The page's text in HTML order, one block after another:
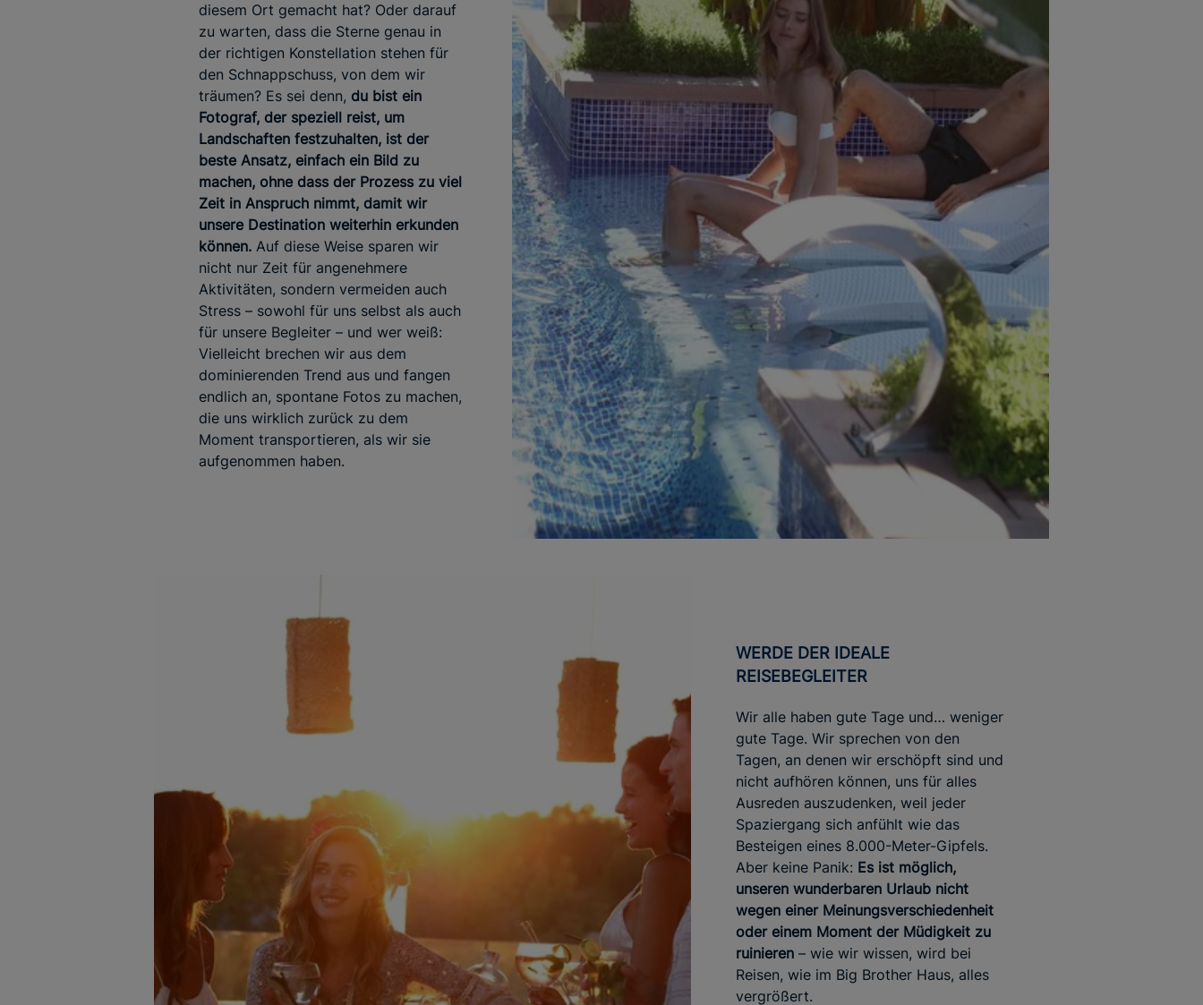
diesem Ort gemacht hat? Oder darauf
zu warten, dass die Sterne genau in
der richtigen Konstellation stehen für
den Schnappschuss, von dem wir
träumen? Es sei denn, du bist ein
Fotograf, der speziell reist, um
Landschaften festzuhalten, ist der
beste Ansatz, einfach ein Bild zu
machen, ohne dass der Prozess zu viel
Zeit in Anspruch nimmt, damit wir
unsere Destination weiterhin erkunden
können. Auf diese Weise sparen wir
nicht nur Zeit für angenehmere
Aktivitäten, sondern vermeiden auch
Stress – sowohl für uns selbst als auch
für unsere Begleiter – und wer weiß:
Vielleicht brechen wir aus dem
dominierenden Trend aus und fangen
endlich an, spontane Fotos zu machen,
die uns wirklich zurück zu dem
Moment transportieren, als wir sie
aufgenommen haben.
WERDE DER IDEALE
REISEBEGLEITER
Wir alle haben gute Tage und… weniger
gute Tage. Wir sprechen von den
Tagen, an denen wir erschöpft sind und
nicht aufhören können, uns für alles
Ausreden auszudenken, weil jeder
Spaziergang sich anfühlt wie das
Besteigen eines 8.000-Meter-Gipfels.
Aber keine Panik: Es ist möglich,
unseren wunderbaren Urlaub nicht
wegen einer Meinungsverschiedenheit
oder einem Moment der Müdigkeit zu
ruinieren – wie wir wissen, wird bei
Reisen, wie im Big Brother Haus, alles
vergrößert.